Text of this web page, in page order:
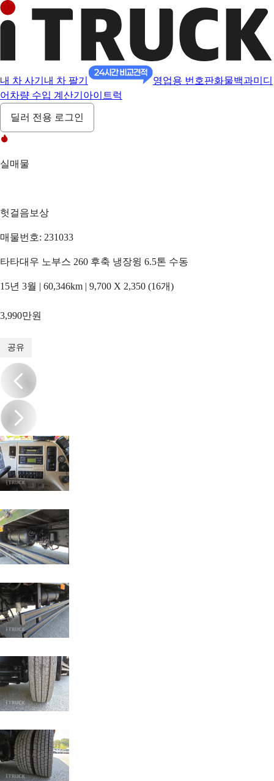
내 차 사기 내 차 팔기 영업용 번호판화물백과미디
어 차량 수입 계산기 아이트럭
딜러 전용 로그인
실매물
헛걸음보상
매물번호: 231033
타타대우 노부스 260 후축 냉장윙 6.5톤 수동
15년 3월 | 60,346km | 9,700 X 2,350 (16개)
3,990만원
공유
/20